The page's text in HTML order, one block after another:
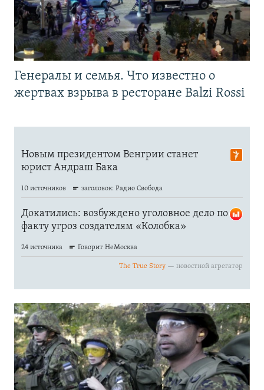
Генералы и семья. Что известно о
жертвах взрыва в ресторане Balzi Rossi